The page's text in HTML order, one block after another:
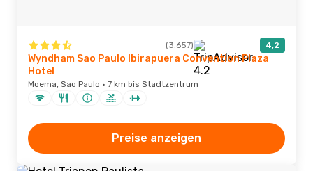
(3.657) 4,2
Wyndham Sao Paulo Ibirapuera Convention Plaza
Hotel
Moema, Sao Paulo · 7 km bis Stadtzentrum
Preise anzeigen